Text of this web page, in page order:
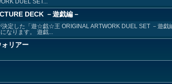
DECK －遊戯編－
決定した「遊☆戯☆王 ORIGINAL ARTWORK DUEL SET －遊
なります。 遊戯...
リアー